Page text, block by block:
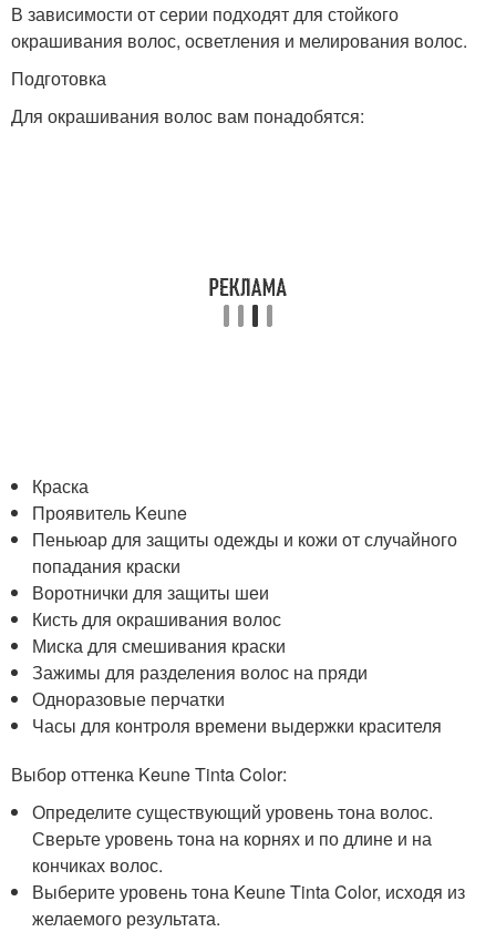
В зависимости от серии подходят для стойкого
окрашивания волос, осветления и мелирования волос.
Подготовка
Для окрашивания волос вам понадобятся:
Краска
Проявитель Keune
Пеньюар для защиты одежды и кожи от случайного
попадания краски
Воротнички для защиты шеи
Кисть для окрашивания волос
Миска для смешивания краски
Зажимы для разделения волос на пряди
Одноразовые перчатки
Часы для контроля времени выдержки красителя
Выбор оттенка Keune Tinta Color:
Определите существующий уровень тона волос.
Сверьте уровень тона на корнях и по длине и на
кончиках волос.
Выберите уровень тона Keune Tinta Color, исходя из
желаемого результата.